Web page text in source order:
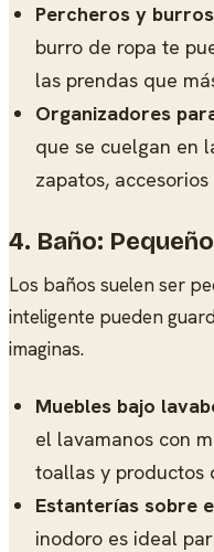
Percheros y
burro de ropa te
las prendas que
Organizadores
que se cuelgan en
zapatos,
4. Baño:
Los baños suelen ser
inteligente pueden
imaginas.
Muebles bajo
el lavamanos con
toallas y productos
Estanterías sobre
inodoro es ideal